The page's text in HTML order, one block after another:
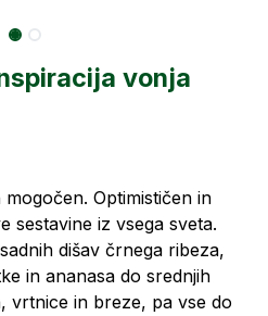
vonja
Optimističen in
sestavine iz vsega sveta.
dišav črnega ribeza,
in ananasa do srednjih
vrtnice in breze, pa vse do